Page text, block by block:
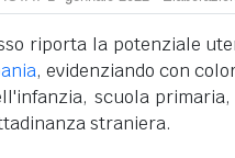
riporta la potenziale
, evidenziando con
scuola
straniera.